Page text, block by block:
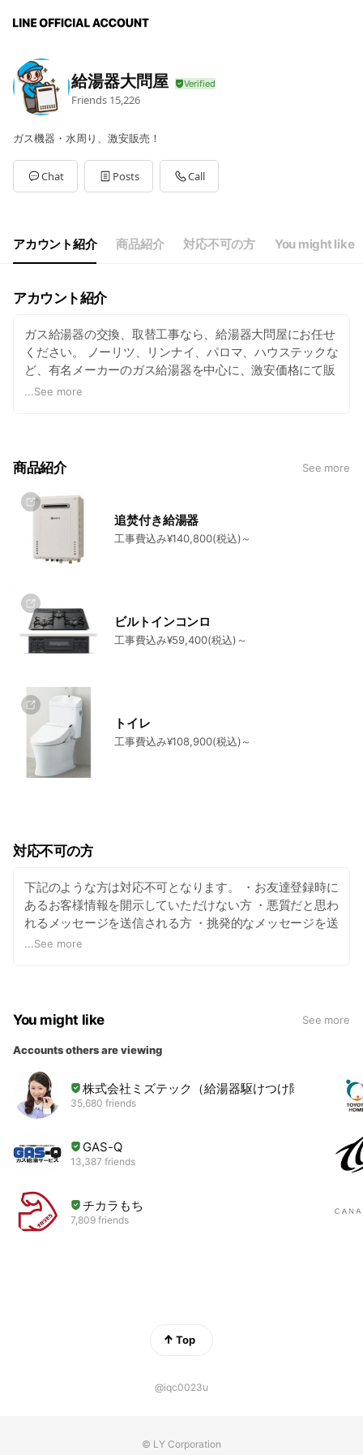
給湯器大問屋
Friends 15,226
ガス機器・水周り、激安販売！
Chat Posts Call
アカウント紹介 商品紹介 対応不可の方 You might like
アカウント紹介
ガス給湯器の交換、取替工事なら、給湯器大問屋にお任せ
ください。 ノーリツ、リンナイ、パロマ、ハウステックな
ど、有名メーカーのガス給湯器を中心に、激安価格にて販
売・工事をさせていただいております。 ガス給湯器は、故
また、在庫がないガス給湯器の場合でも、仮設のガス給湯
器を設置させていただきますので、取り替えのガス給湯器
が届くまでの間も、お湯を使うことができます。 施工対応
エリアは下記を参照 東海 http://www.kyutouki-
oodonya.jp/nagoya/index.html?location=area_info
http://www.kyutouki-oodonya.jp/tokyo/index.html?
location=area_info
http://www.kyutouki-oodonya.jp/fukuoka/index.html?
location=area_infoLINE受付：月~土 9:00~18:30
...See more
商品紹介 See more
追焚付き給湯器
工事費込み¥140,800(税込)～
ビルトインコンロ
工事費込み¥59,400(税込)～
トイレ
工事費込み¥108,900(税込)～
対応不可の方
下記のような方は対応不可となります。 ・お友達登録時に
あるお客様情報を開示していただけない方 ・悪質だと思わ
れるメッセージを送信される方 ・挑発的なメッセージを送
信される方 ・関係のないメッセージを送信される方
...See more
You might like See more
Accounts others are viewing
株式会社ミズテック（給湯器駆けつけ隊）
35,680 friends
GAS-Q
13,387 friends
チカラもち
7,809 friends
Top
@iqc0023u
© LY Corporation